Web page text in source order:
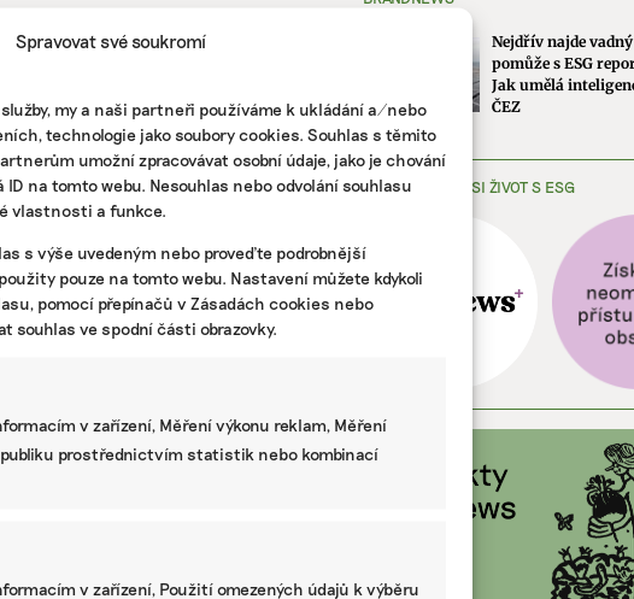
Spravovat své soukromí
my a naši partneři používáme k ukládání a/nebo
technologie jako soubory cookies. Souhlas s těmito
umožní zpracovávat osobní údaje, jako je chování
na tomto webu. Nesouhlas nebo odvolání souhlasu
vlastnosti a funkce.
s výše uvedeným nebo proveďte podrobnější
pouze na tomto webu. Nastavení můžete kdykoli
pomocí přepínačů v Zásadách cookies nebo
souhlas ve spodní části obrazovky.
v zařízení, Měření výkonu reklam, Měření
publiku prostřednictvím statistik nebo kombinací
v zařízení, Použití omezených údajů k výběru
Nejdřív najde
pomůže s ESG
Jak umělá
ČEZ
ZJEDNODUŠTE SI ŽIVOT S ESG